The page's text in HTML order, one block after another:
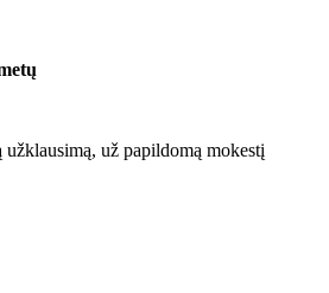
užklausimą, už papildomą mokestį